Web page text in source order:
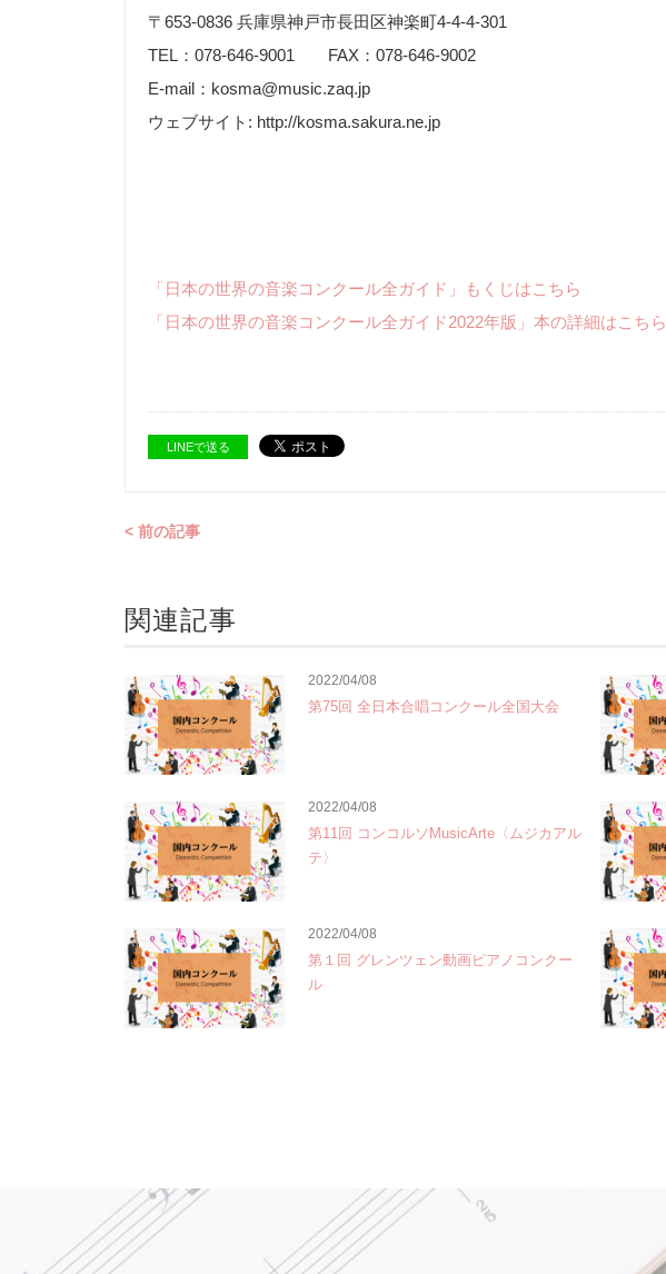
〒653-0836 兵庫県神戸市長田区神楽町4-4-4-301
TEL：078-646-9001 FAX：078-646-9002
E-mail：kosma@music.zaq.jp
ウェブサイト: http://kosma.sakura.ne.jp
「日本の世界の音楽コンクール全ガイド」もくじはこちら
「日本の世界の音楽コンクール全ガイド2022年版」本の詳細はこちら
LINEで送る
< 前の記事
関連記事
2022/04/08
第75回 全日本合唱コンクール全国大会
2022/04/08
第11回 コンコルソMusicArte〈ムジカアル
テ〉
2022/04/08
第１回 グレンツェン動画ピアノコンクー
ル